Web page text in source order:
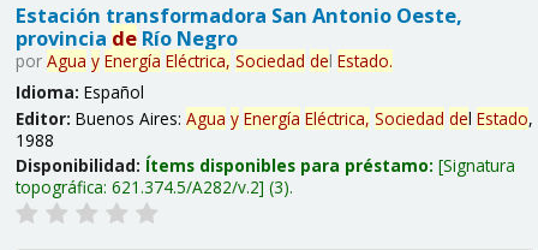
Estación transformadora San Antonio Oeste,
provincia deRío Negro
por Agua y Energía Eléctrica, Sociedad del Estado.
Idioma: Español
Editor: Buenos Aires: Agua y Energía Eléctrica, Sociedad del Estado,
1988
Disponibilidad: Ítems disponibles para préstamo: Signatura
topográfica: 621.374.5/A282/v.2 (3).